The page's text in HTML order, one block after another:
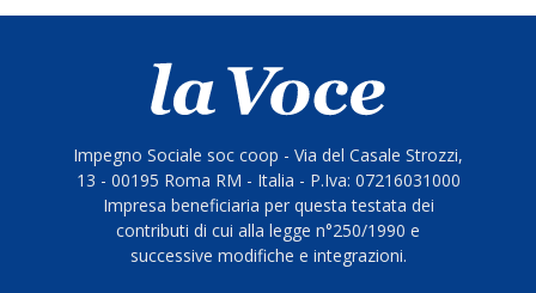
Impegno Sociale soc coop - Via del Casale Strozzi,
13 - 00195 Roma RM - Italia - P.Iva: 07216031000
Impresa beneficiaria per questa testata dei
contributi di cui alla legge n°250/1990 e
successive modifiche e integrazioni.